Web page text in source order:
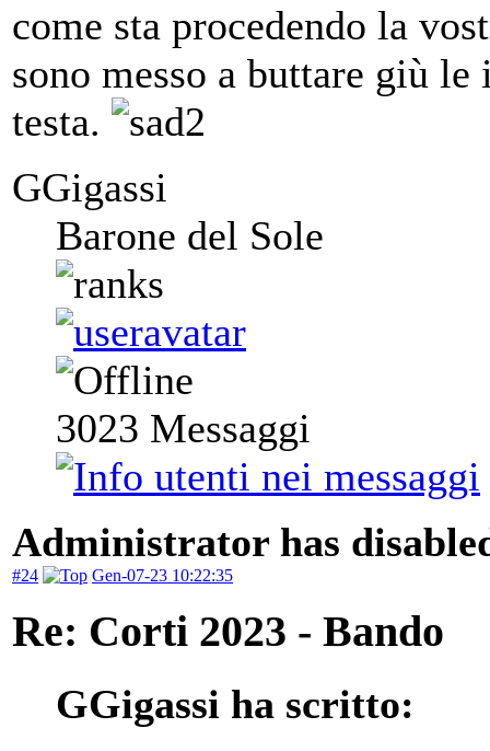
come sta procedendo la
sono messo a buttare giù
testa.
GGigassi
Barone del Sole
3023 Messaggi
Administrator has
#24 Gen-07-23 10:22:35
Re: Corti 2023 - Bando
GGigassi ha scritto: